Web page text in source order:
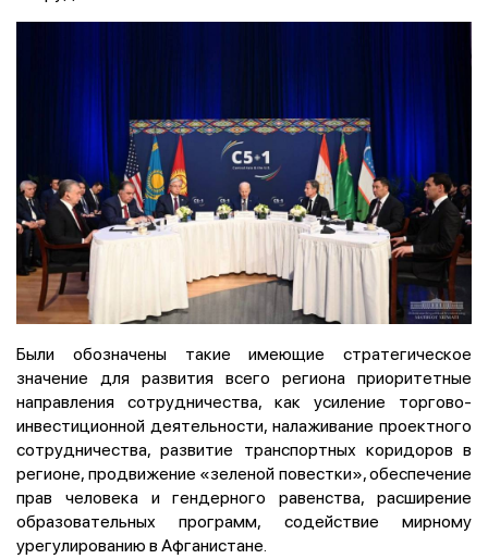
Были обозначены такие имеющие стратегическое
значение для развития всего региона приоритетные
направления сотрудничества, как усиление торгово-
инвестиционной деятельности, налаживание проектного
сотрудничества, развитие транспортных коридоров в
регионе, продвижение «зеленой повестки», обеспечение
прав человека и гендерного равенства, расширение
образовательных программ, содействие мирному
урегулированию в Афганистане.